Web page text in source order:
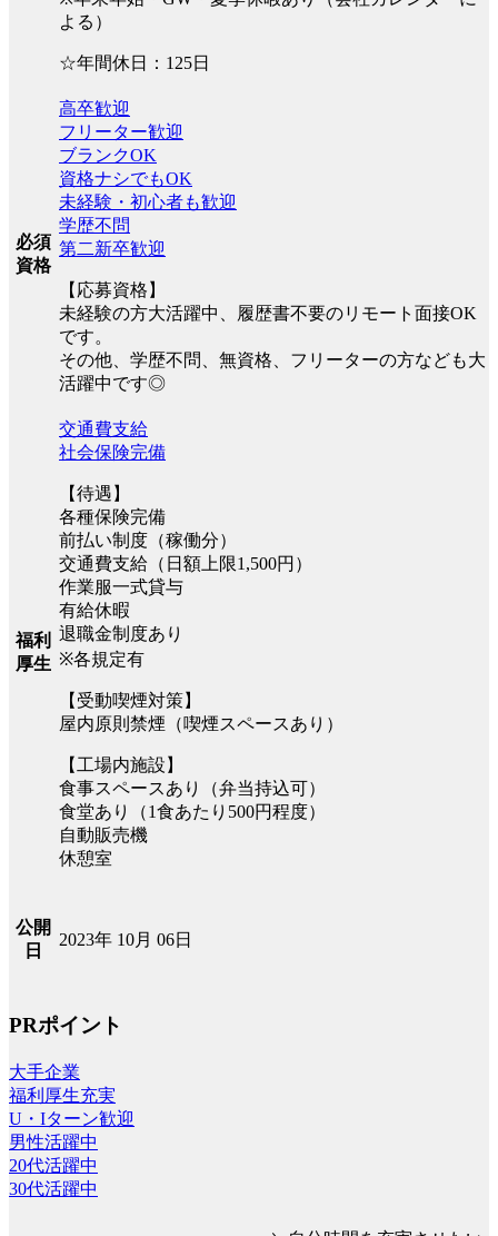
よる）
☆年間休日：125日
必須
資格
高卒歓迎
フリーター歓迎
ブランクOK
資格ナシでもOK
未経験・初心者も歓迎
学歴不問
第二新卒歓迎
【応募資格】
未経験の方大活躍中、履歴書不要のリモート面接OK
です。
その他、学歴不問、無資格、フリーターの方なども大
活躍中です◎
福利
厚生
交通費支給
社会保険完備
【待遇】
各種保険完備
前払い制度（稼働分）
交通費支給（日額上限1,500円）
作業服一式貸与
有給休暇
退職金制度あり
※各規定有
【受動喫煙対策】
屋内原則禁煙（喫煙スペースあり）
【工場内施設】
食事スペースあり（弁当持込可）
食堂あり（1食あたり500円程度）
自動販売機
休憩室
公開
日
2023年 10月 06日
PRポイント
大手企業
福利厚生充実
U・Iターン歓迎
男性活躍中
20代活躍中
30代活躍中